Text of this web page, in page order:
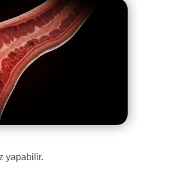
yapabilir.